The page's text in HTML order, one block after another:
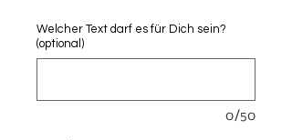
Welcher Text darf es für Dich sein?
(optional)
0/50